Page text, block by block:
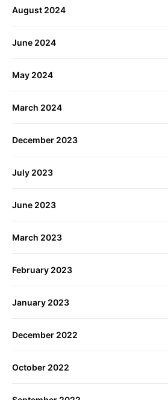
August 2024
June 2024
May 2024
March 2024
December 2023
July 2023
June 2023
March 2023
February 2023
January 2023
December 2022
October 2022